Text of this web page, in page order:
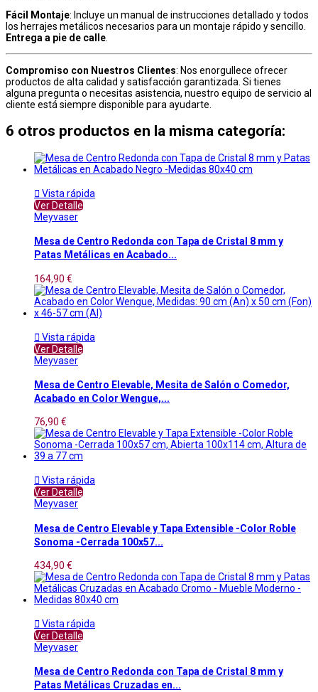
Fácil Montaje: Incluye un manual de instrucciones detallado y todos
los herrajes metálicos necesarios para un montaje rápido y sencillo.
Entrega a pie de calle
Compromiso con Nuestros Clientes: Nos enorgullece ofrecer
productos de alta calidad y satisfacción garantizada. Si tienes
alguna pregunta o necesitas asistencia, nuestro equipo de servicio al
cliente está siempre disponible para ayudarte.
6 otros productos en la misma categoría:
 Vista rápida
Ver Detalle
Meyvaser
Mesa de Centro Redonda con Tapa de Cristal 8 mm y
Patas Metálicas en Acabado...
164,90 €
 Vista rápida
Ver Detalle
Meyvaser
Mesa de Centro Elevable, Mesita de Salón o Comedor,
Acabado en Color Wengue,...
76,90 €
 Vista rápida
Ver Detalle
Meyvaser
Mesa de Centro Elevable y Tapa Extensible -Color Roble
Sonoma -Cerrada 100x57...
434,90 €
 Vista rápida
Ver Detalle
Meyvaser
Mesa de Centro Redonda con Tapa de Cristal 8 mm y
Patas Metálicas Cruzadas en...